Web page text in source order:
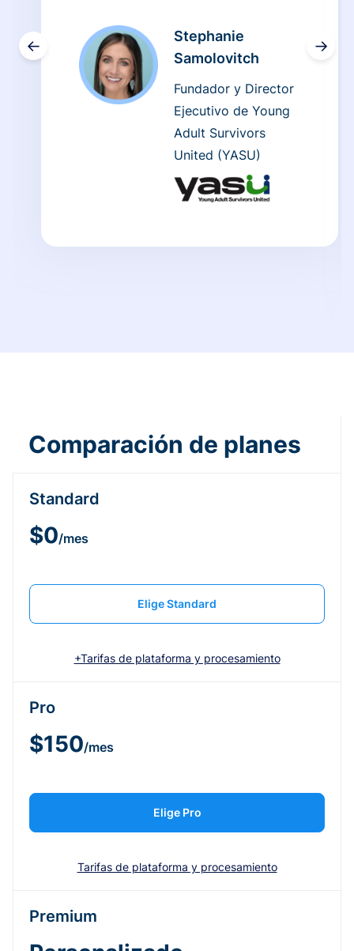
←
Stephanie
Samolovitch
Fundador y Director
Ejecutivo de Young
Adult Survivors
United (YASU)
→
Comparación de planes
Standard
$0/mes
Elige Standard
+Tarifas de plataforma y procesamiento
Pro
$150/mes
Elige Pro
Tarifas de plataforma y procesamiento
Premium